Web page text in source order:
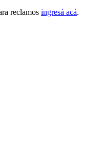
reclamos ingresá acá.